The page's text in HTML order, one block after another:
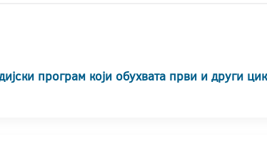
програм који обухвата први и други